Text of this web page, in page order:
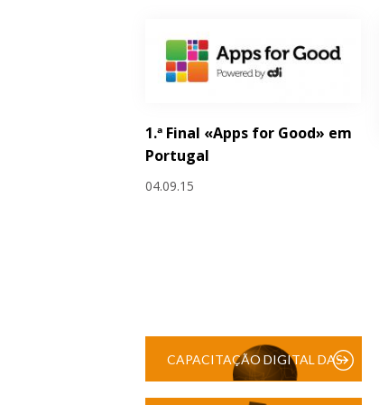
1.ª Final «Apps for Good» em
Portugal
04.09.15
CAPACITAÇÃO DIGITAL DAS